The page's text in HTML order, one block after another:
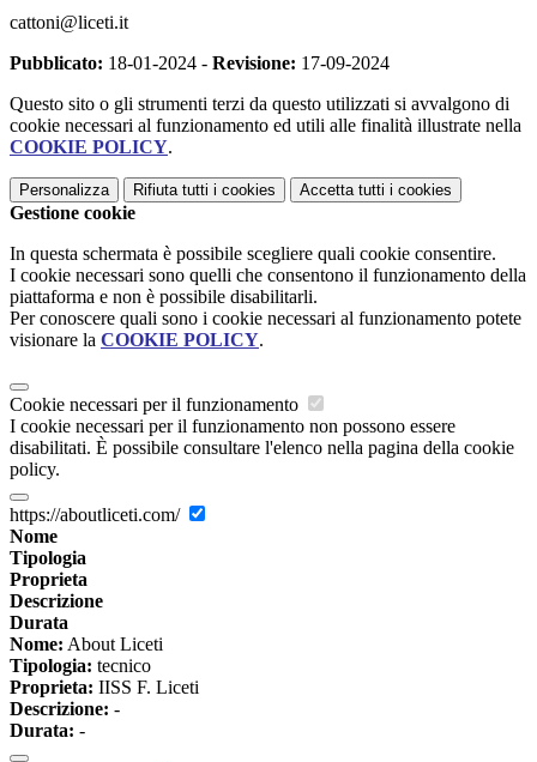
cattoni@liceti.it
Pubblicato: 18-01-2024 - Revisione: 17-09-2024
Questo sito o gli strumenti terzi da questo utilizzati si avvalgono di
cookie necessari al funzionamento ed utili alle finalità illustrate nella
COOKIE POLICY.
Personalizza Rifiuta tutti i cookies Accetta tutti i cookies
Gestione cookie
In questa schermata è possibile scegliere quali cookie consentire.
I cookie necessari sono quelli che consentono il funzionamento della
piattaforma e non è possibile disabilitarli.
Per conoscere quali sono i cookie necessari al funzionamento potete
visionare la COOKIE POLICY.
Cookie necessari per il funzionamento
I cookie necessari per il funzionamento non possono essere
disabilitati. È possibile consultare l'elenco nella pagina della cookie
policy.
https://aboutliceti.com/
Nome
Tipologia
Proprieta
Descrizione
Durata
Nome: About Liceti
Tipologia: tecnico
Proprieta: IISS F. Liceti
Descrizione: -
Durata: -